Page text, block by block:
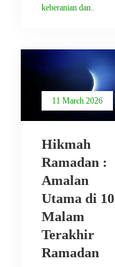
keberanian dan..
11 March 2026
Hikmah
Ramadan :
Amalan
Utama di 10
Malam
Terakhir
Ramadan